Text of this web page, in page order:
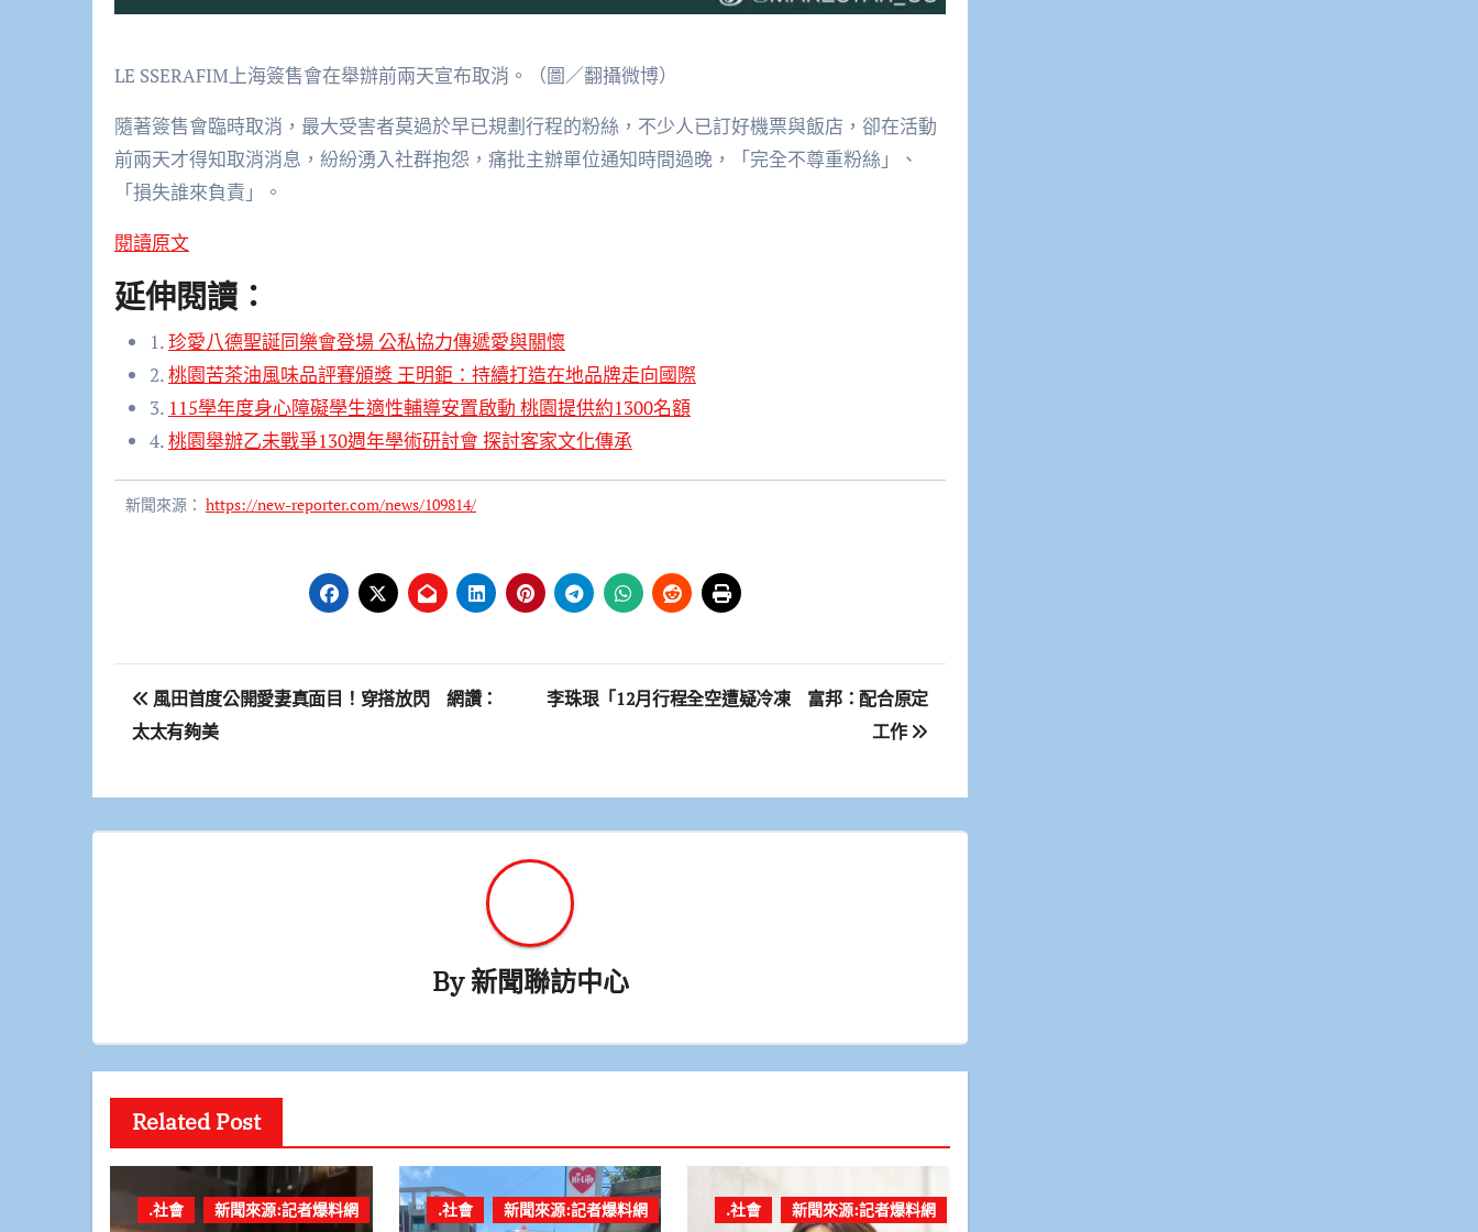
LE SSERAFIM上海簽售會在舉辦前兩天宣布取消。（圖／翻攝微博）
隨著簽售會臨時取消，最大受害者莫過於早已規劃行程的粉絲，不少人已訂好機票與飯店，卻在活動
前兩天才得知取消消息，紛紛湧入社群抱怨，痛批主辦單位通知時間過晚，「完全不尊重粉絲」、
「損失誰來負責」。
閱讀原文
延伸閱讀：
1.珍愛八德聖誕同樂會登場 公私協力傳遞愛與關懷
2.桃園苦茶油風味品評賽頒獎 王明鉅：持續打造在地品牌走向國際
3. 115學年度身心障礙學生適性輔導安置啟動 桃園提供約1300名額
4.桃園舉辦乙未戰爭130週年學術研討會 探討客家文化傳承
新聞來源： https://new-reporter.com/news/109814/
文
章
覽
風田首度公開愛妻真面目！穿搭放閃 網讚：
太太有夠美
李珠珢「12月行程全空遭疑冷凍 富邦：配合原定
工作
By新聞聯訪中心
Related Post
.社會 新聞來源:記者爆料網 .社會 新聞來源:記者爆料網 .社會 新聞來源:記者爆料網